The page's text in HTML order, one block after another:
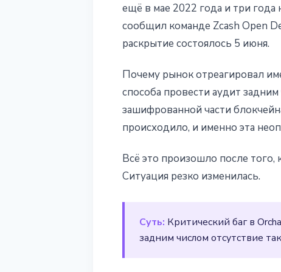
ещё в мае 2022 года и три года
сообщил команде Zcash Open
раскрытие состоялось 5 июня.
Почему рынок отреагировал
способа провести аудит
зашифрованной части
происходило, и именно эта
Всё это произошло после того,
Ситуация резко изменилась.
Суть: Критический баг в
задним числом отсутствие